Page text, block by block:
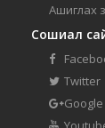
Ашиглах
Сошиал
Twitter
Google